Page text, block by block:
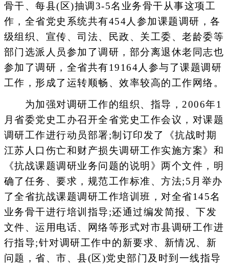
骨干、每县(区)抽调3-5名业务骨干从事这项工
作，全省党史系统共有454人参加课题调研，各
级组织、宣传、司法、民政、关工委、老龄委等
部门选派人员参加了调研，部分离退休老同志也
参加了调研，全省共有19164人参与了课题调研
工作，形成了运转顺畅、效率较高的工作网络。
为加强对调研工作的组织、指导，2006年1
月省委党史工办召开全省党史工作会议，对课题
调研工作进行动员部署;制订印发了《抗战时期
江苏人口伤亡和财产损失调研工作实施方案》和
《抗战课题调研业务问题的说明》两个文件，明
确了任务、要求，规范工作标准、方法;5月举办
了全省抗战课题调研工作培训班，对全省145名
业务骨干进行培训指导;还通过编发简报、下发
文件、运用电话、网络等形式对市县调研工作进
行指导;针对调研工作中的新要求、新情况、新
问题，省、市、县(区)党史部门及时到一线指导